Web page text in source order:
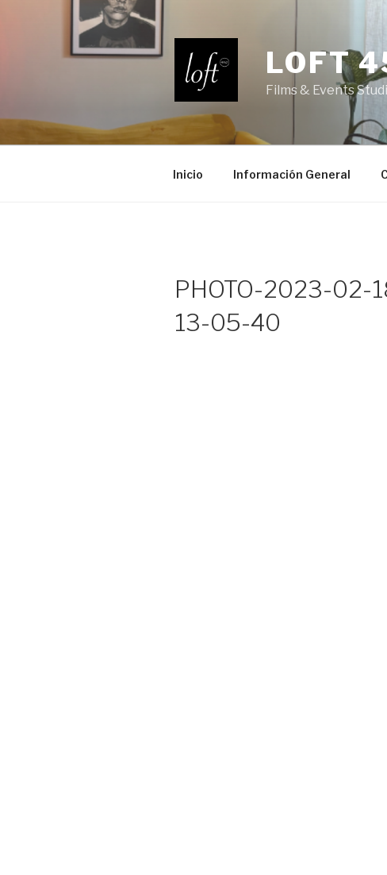
LOFT
Films & Events
Inicio Información General
PHOTO-2023-02-
13-05-40